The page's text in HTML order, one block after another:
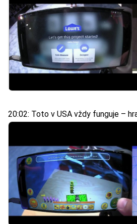
20:02: Toto v USA vždy funguje –